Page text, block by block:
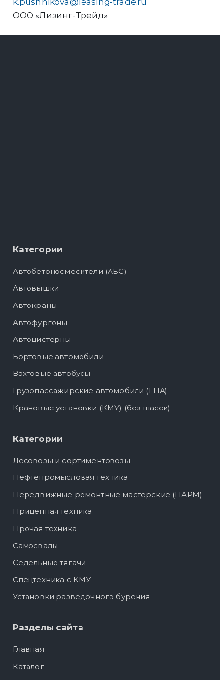
k.pushnikova@leasing-trade.ru
ООО «Лизинг-Трейд»
Категории
Автобетоносмесители (АБС)
Автовышки
Автокраны
Автофургоны
Автоцистерны
Бортовые автомобили
Вахтовые автобусы
Грузопассажирские автомобили (ГПА)
Крановые установки (КМУ) (без шасси)
Категории
Лесовозы и сортиментовозы
Нефтепромысловая техника
Передвижные ремонтные мастерские (ПАРМ)
Прицепная техника
Прочая техника
Самосвалы
Седельные тягачи
Спецтехника с КМУ
Установки разведочного бурения
Разделы сайта
Главная
Каталог